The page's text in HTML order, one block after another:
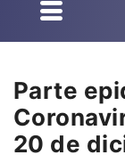
Parte
20 de